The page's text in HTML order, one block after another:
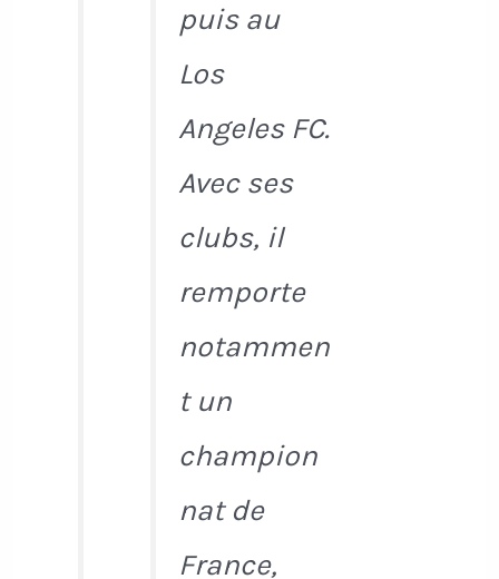
puis au
Los
Angeles FC.
Avec ses
clubs, il
remporte
notammen
t un
champion
nat de
France,